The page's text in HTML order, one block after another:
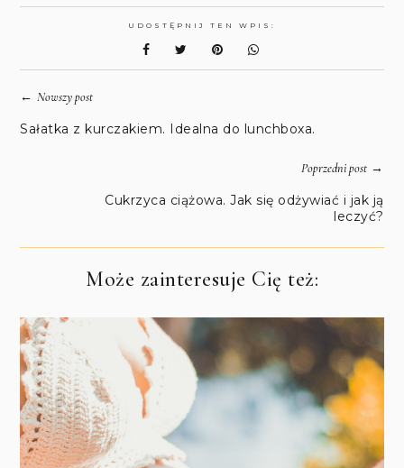
UDOSTĘPNIJ TEN WPIS:
←Nowszy post
Sałatka z kurczakiem. Idealna do lunchboxa.
Poprzedni post→
Cukrzyca ciążowa. Jak się odżywiać i jak ją
leczyć?
Może zainteresuje Cię też: